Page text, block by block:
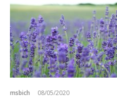
msbich 08/05/2020